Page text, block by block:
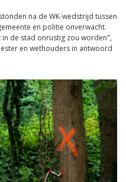
na de WK-wedstrijd tussen
en politie onverwacht.
de stad onrustig zou worden",
en wethouders in antwoord